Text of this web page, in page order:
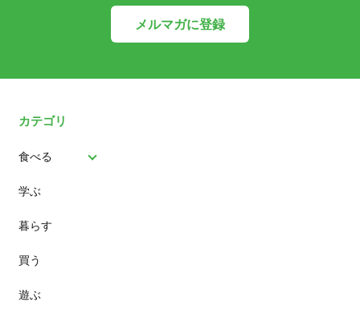
メルマガに登録
カテゴリ
食べる
パン
スイーツ
ランチ
カフェ
学ぶ
暮らす
買う
遊ぶ